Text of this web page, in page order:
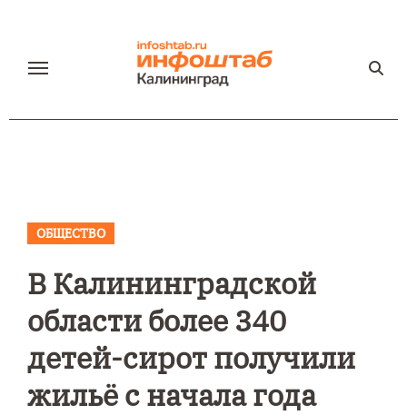
содержанию
ОБЩЕСТВО
В Калининградской
области более 340
детей-сирот получили
жильё с начала года